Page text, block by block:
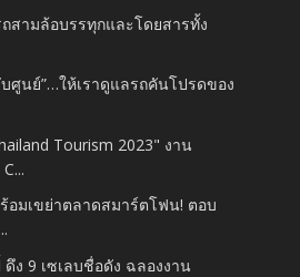
สามล้อบรรทุกและโดยสารทั้ง
ศูนย์”…ให้เราดูแลรถคันโปรดของ
Tourism 2023" งาน
อมเขย่าตลาดสมาร์ตโฟน! ตอบ
ง 9 เซเลบชื่อดัง ฉลองงาน